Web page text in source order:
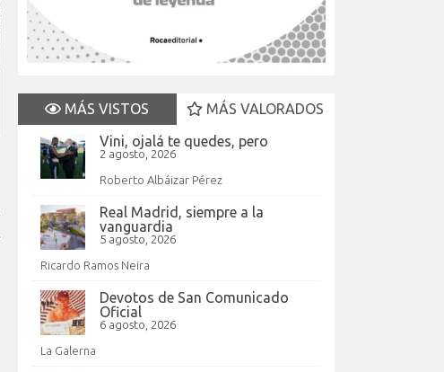
MÁS VISTOS
MÁS VALORADOS
Vini, ojalá te quedes, pero
2 agosto, 2026
Roberto Albáizar Pérez
Real Madrid, siempre a la
vanguardia
5 agosto, 2026
Ricardo Ramos Neira
Devotos de San Comunicado
Oficial
6 agosto, 2026
La Galerna